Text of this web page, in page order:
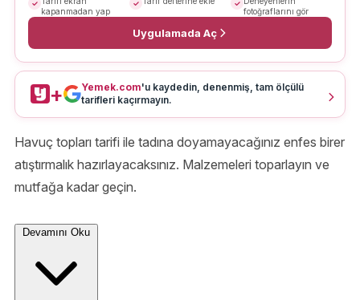
kapanmadan yap
fotoğraflarını gör
Uygulamada Aç
+ Yemek.com'u kaydedin, denenmiş, tam ölçülü
tarifleri kaçırmayın.
Havuç topları tarifi ile tadına doyamayacağınız enfes birer
atıştırmalık hazırlayacaksınız. Malzemeleri toparlayın ve
mutfağa kadar geçin.
Devamını Oku